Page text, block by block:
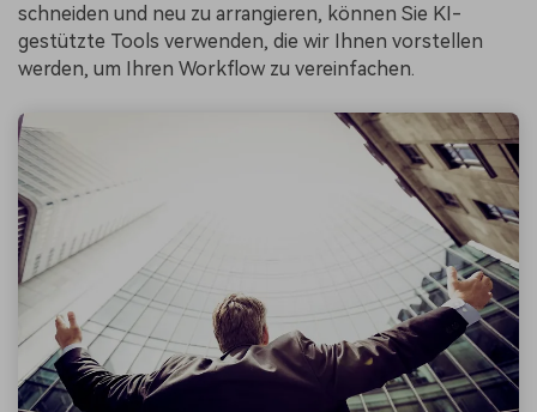
schneiden und neu zu arrangieren, können Sie KI-
gestützte Tools verwenden, die wir Ihnen vorstellen
werden, um Ihren Workflow zu vereinfachen.